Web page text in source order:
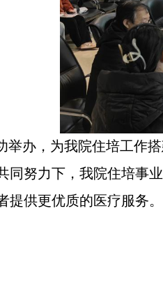
举办，为我院住培工作
同努力下，我院住培事
提供更优质的医疗服务。